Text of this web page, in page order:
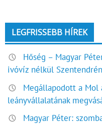
LEGFRISSEBB HÍREK
Hőség – Magyar
ivóvíz nélkül Szentendrén
Megállapodott a Mol
leányvállalatának
Magyar Péter: